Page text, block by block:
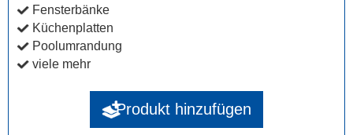
Fensterbänke
Küchenplatten
Poolumrandung
viele mehr
Produkt hinzufügen